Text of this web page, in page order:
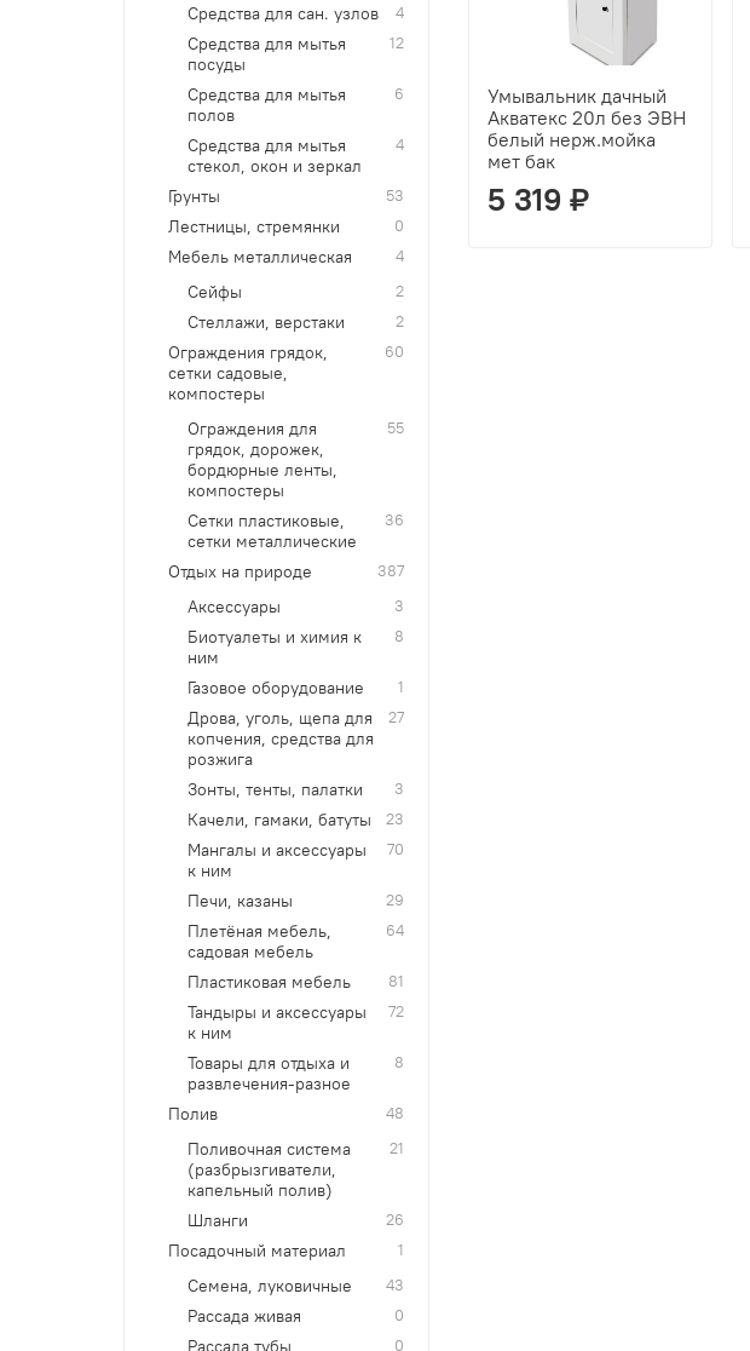
Умывальник дачный
Акватекс 20л без ЭВН
белый нерж.мойка
мет бак
5 319 ₽
Средства для сан. узлов 4
Средства для мытья
посуды
12
Средства для мытья
полов
6
Средства для мытья
стекол, окон и зеркал
4
Грунты 53
Лестницы, стремянки 0
Мебель металлическая 4
Сейфы 2
Стеллажи, верстаки 2
Ограждения грядок,
сетки садовые,
компостеры
60
Ограждения для
грядок, дорожек,
бордюрные ленты,
компостеры
55
Сетки пластиковые,
сетки металлические
36
Отдых на природе 387
Аксессуары 3
Биотуалеты и химия к
ним
8
Газовое оборудование 1
Дрова, уголь, щепа для
копчения, средства для
розжига
27
Зонты, тенты, палатки 3
Качели, гамаки, батуты 23
Мангалы и аксессуары
к ним
70
Печи, казаны 29
Плетёная мебель,
садовая мебель
64
Пластиковая мебель 81
Тандыры и аксессуары
к ним
72
Товары для отдыха и
развлечения-разное
8
Полив 48
Поливочная система
(разбрызгиватели,
капельный полив)
21
Шланги 26
Посадочный материал 1
Семена, луковичные 43
Рассада живая 0
Рассада тубы 0